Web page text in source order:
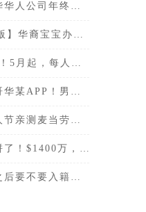
年终奖竟然送爱马仕给
宝办证大全：健康卡、
人每年可多省$400保
！男女通吃，深夜诱惑
当劳薄荷绿奶昔，五味
万，全部更换停车计
入籍呢？一文就看懂！